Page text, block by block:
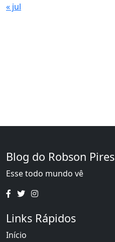
« jul
Blog do Robson Pires
Esse todo mundo vê
Links Rápidos
Início